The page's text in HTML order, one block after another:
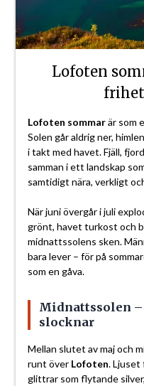
Lofoten
Lofoten sommarär som
Solen går aldrig ner,
i takt med havet. Fjäll,
samman i ett landskap
samtidigt nära, verkligt
När juni övergår i juli
grönt, havet turkost och
midnattssolens sken.
bara lever – för på
som en gåva.
Midnattssolen
slocknar
Mellan slutet av maj och
runt över Lofoten. Ljuset
glittrar som flytande